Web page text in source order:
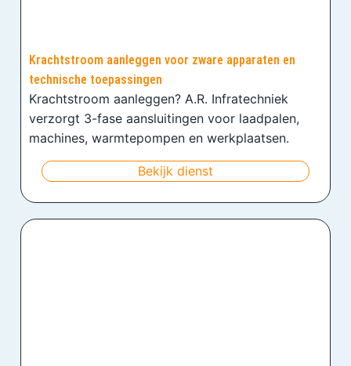
Krachtstroom aanleggen voor zware apparaten en
technische toepassingen
Krachtstroom aanleggen? A.R. Infratechniek
verzorgt 3-fase aansluitingen voor laadpalen,
machines, warmtepompen en werkplaatsen.
Bekijk dienst